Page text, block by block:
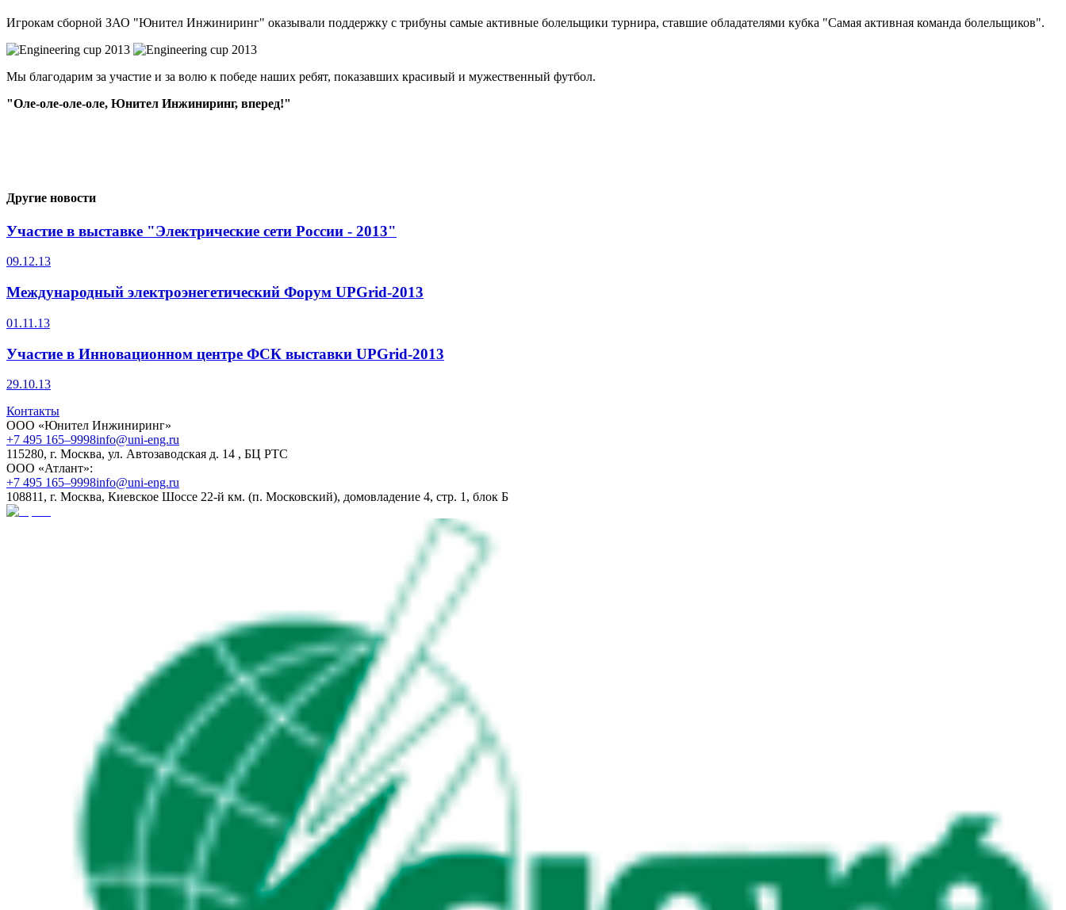
Игрокам сборной ЗАО "Юнител Инжиниринг" оказывали поддержку с трибуны самые активные болельщики турнира, ставшие обладателями кубка "Самая активная команда болельщиков".
Мы благодарим за участие и за волю к победе наших ребят, показавших красивый и мужественный футбол.
"Оле-оле-оле-оле, Юнител Инжиниринг, вперед!"
Другие новости
Участие в выставке "Электрические сети России - 2013"
09.12.13
Международный электроэнегетический Форум UPGrid-2013
01.11.13
Участие в Инновационном центре ФСК выставки UPGrid-2013
29.10.13
Контакты
ООО «Юнител Инжиниринг»
+7 495 165–9998info@uni-eng.ru
115280, г. Москва, ул. Автозаводская д. 14 , БЦ РТС
ООО «Атлант»:
+7 495 165–9998info@uni-eng.ru
108811, г. Москва, Киевское Шоссе 22-й км. (п. Московский), домовладение 4, стр. 1, блок Б